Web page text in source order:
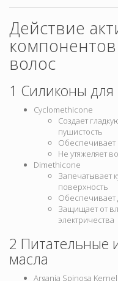
Действие
компонентов
волос
1 Силиконы для
Cyclomethicone
Создает
пушистость
Обеспечивает
Не утяжеляет
Dimethicone
Запечатывает
поверхность
Обеспечивает
Защищает от
электричества
2 Питательные
масла
Argania Spinosa